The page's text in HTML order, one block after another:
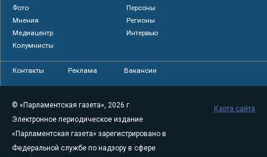
Фото
Персоны
Мнения
Регионы
Медиацентр
Интервью
Колумнисты
Контакты Реклама Вакансии
© «Парламентская газета», 2026 г.
Электронное периодическое издание
«Парламентская газета» зарегистрировано в
Федеральной службе по надзору в сфере
Карта сайта